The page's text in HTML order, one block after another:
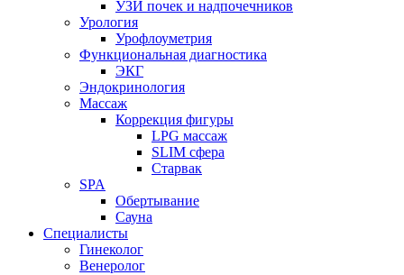
УЗИ почек и надпочечников
Урология
Урофлоуметрия
Функциональная диагностика
ЭКГ
Эндокринология
Массаж
Коррекция фигуры
LPG массаж
SLIM сфера
Старвак
SPA
Обертывание
Сауна
Специалисты
Гинеколог
Венеролог